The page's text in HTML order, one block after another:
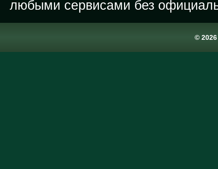
любыми сервисами без
©